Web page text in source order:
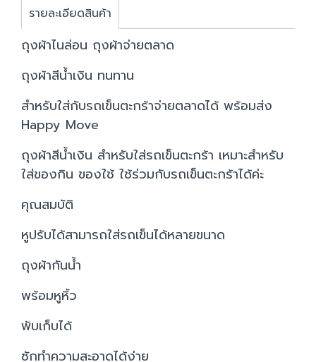
รายละเอียดสินค้า
ถุงผ้าไนล่อน ถุงผ้าจ่ายตลาด
ถุงผ้าสีน้ำเงิน ทนทาน
สำหรับใส่กับรถเข็นตะกร้าจ่ายตลาดได้ พร้อมส่ง
Happy Move
ถุงผ้าสีน้ำเงิน สำหรับใส่รถเข็นตะกร้า เหมาะสำหรับ
ใส่ของกิน ของใช้ ใช้ร่วมกับรถเข็นตะกร้าได้ค่ะ
คุณสมบัติ
หูปรับได้สามารถใส่รถเข็นได้หลายขนาด
ถุงผ้ากันน้ำ
พร้อมหูหิ้ว
พับเก็บได้
ซักทำความสะอาดได้ง่าย